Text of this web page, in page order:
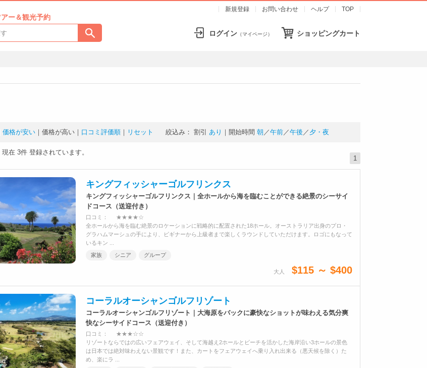
新規登録 お問い合わせ ヘルプ TOP
ー＆観光予約
ショッピングカート
ログイン （マイページ）
価格が安い ｜ 価格が高い ｜ 口コミ評価順 ｜ リセット 絞込み： 割引 あり ｜開始時間 朝 ／午前／午後 ／ 夕・夜
現在 3件 登録されています。
1
キングフィッシャーゴルフリンクス
キングフィッシャーゴルフリンクス｜全ホールから海を臨むことができる絶景のシーサイ
ドコース（送迎付き）
口コミ：
★★★★☆
全ホールから海を臨む絶景のロケーションに戦略的に配置された18ホール。オーストラリア出身のプロ・
グラハムマーシュの手により、ビギナーから上級者まで楽しくラウンドしていただけます。ロゴにもなって
いるキン ...
家族
シニア グループ
大人 $115 ～ $400
コーラルオーシャンゴルフリゾート
コーラルオーシャンゴルフリゾート｜大海原をバックに豪快なショットが味わえる気分爽
快なシーサイドコース（送迎付き）
口コミ：
★★★☆☆
リゾートならではの広いフェアウェイ、そして海越え2ホールとビーチを活かした海岸沿い3ホールの景色
は日本では絶対味わえない景観です！また、カートをフェアウェイへ乗り入れ出来る（悪天候を除く）た
め、楽にラ ...